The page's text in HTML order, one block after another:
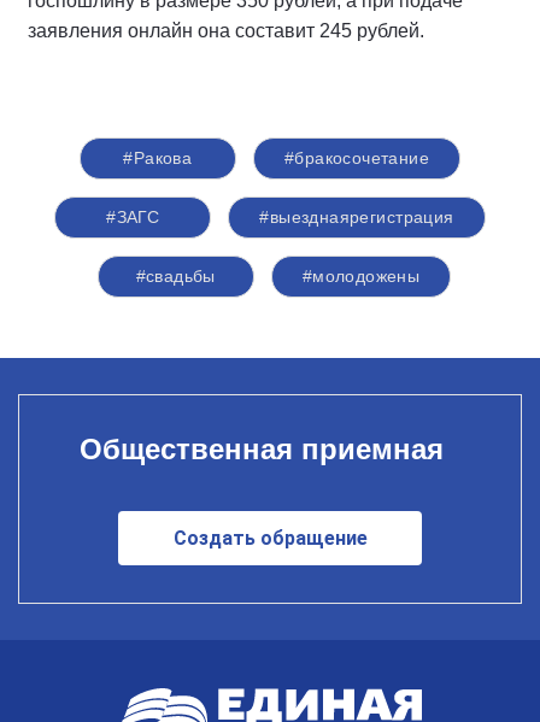
заявления онлайн она составит 245 рублей.
#Ракова #бракосочетание
#ЗАГС #выезднаярегистрация
#свадьбы #молодожены
Общественная приемная
Создать обращение